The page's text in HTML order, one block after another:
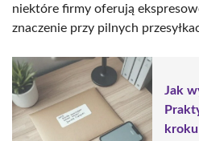
niektóre firmy oferują
znaczenie przy pilnych
Jak
kroku